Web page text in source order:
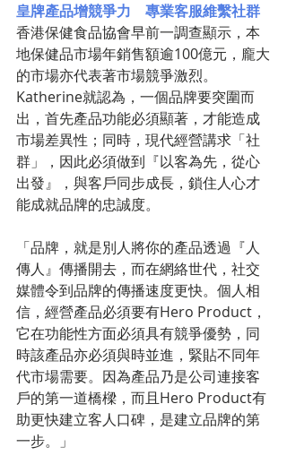
皇牌產品增競爭力　專業客服維繫社群
香港保健食品協會早前一調查顯示，本
地保健品市場年銷售額逾100億元，龐大
的市場亦代表著市場競爭激烈。
Katherine就認為，一個品牌要突圍而
出，首先產品功能必須顯著，才能造成
市場差異性；同時，現代經營講求「社
群」，因此必須做到『以客為先，從心
出發』，與客戶同步成長，鎖住人心才
能成就品牌的忠誠度。
「品牌，就是別人將你的產品透過『人
傳人』傳播開去，而在網絡世代，社交
媒體令到品牌的傳播速度更快。個人相
信，經營產品必須要有Hero Product，
它在功能性方面必須具有競爭優勢，同
時該產品亦必須與時並進，緊貼不同年
代市場需要。因為產品乃是公司連接客
戶的第一道橋樑，而且Hero Product有
助更快建立客人口碑，是建立品牌的第
一步。」